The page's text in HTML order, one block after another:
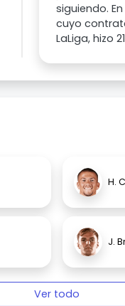
siguiendo.
cuyo
LaLiga, hizo
H.
J.
Ver todo